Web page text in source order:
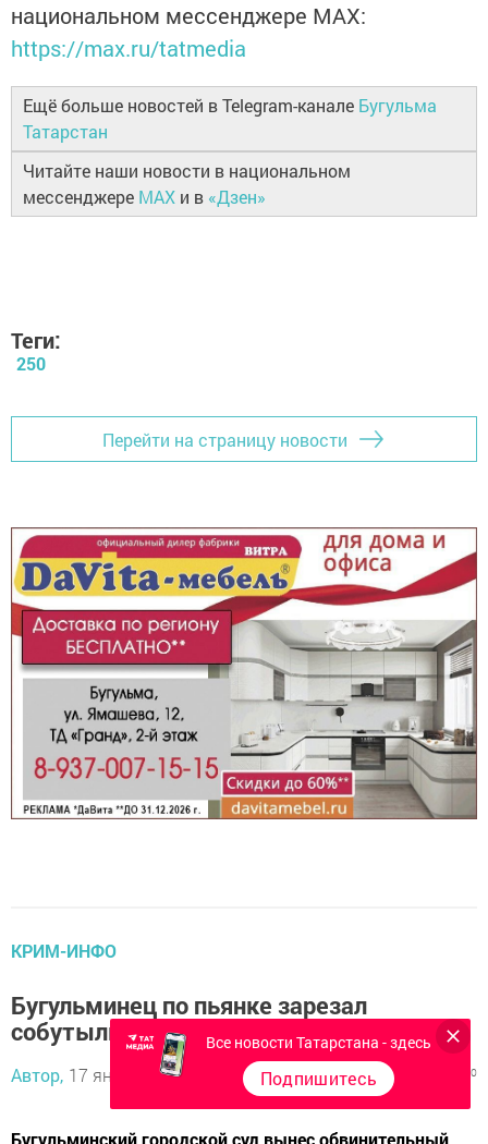
национальном мессенджере MАХ:
https://max.ru/tatmedia
Ещё больше новостей в Telegram-канале Бугульма
Татарстан
Читайте наши новости в национальном
мессенджере MAX и в «Дзен»
Теги:
250
Перейти на страницу новости
КРИМ-ИНФО
Бугульминец по пьянке зарезал
собутыльника
Автор, 17 января 2014 - 04:59 1313 0
Бугульминский городской суд вынес обвинительный
Все новости Татарстана - здесь
Подпишитесь